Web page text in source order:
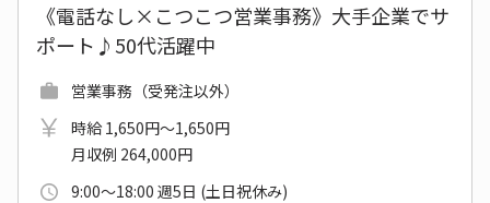
《電話なし×こつこつ営業事務》大手企業でサ
ポート♪50代活躍中
営業事務（受発注以外）
時給 1,650円～1,650円
月収例 264,000円
9:00～18:00 週5日 (土日祝休み)